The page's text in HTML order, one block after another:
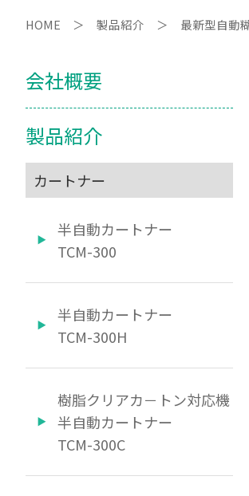
HOME ＞ 製品紹介 ＞ 最新型自動
会社概要
製品紹介
カートナー
半自動カートナー
TCM-300
半自動カートナー
TCM-300H
樹脂クリアカ－トン対応機
半自動カートナー
TCM-300C